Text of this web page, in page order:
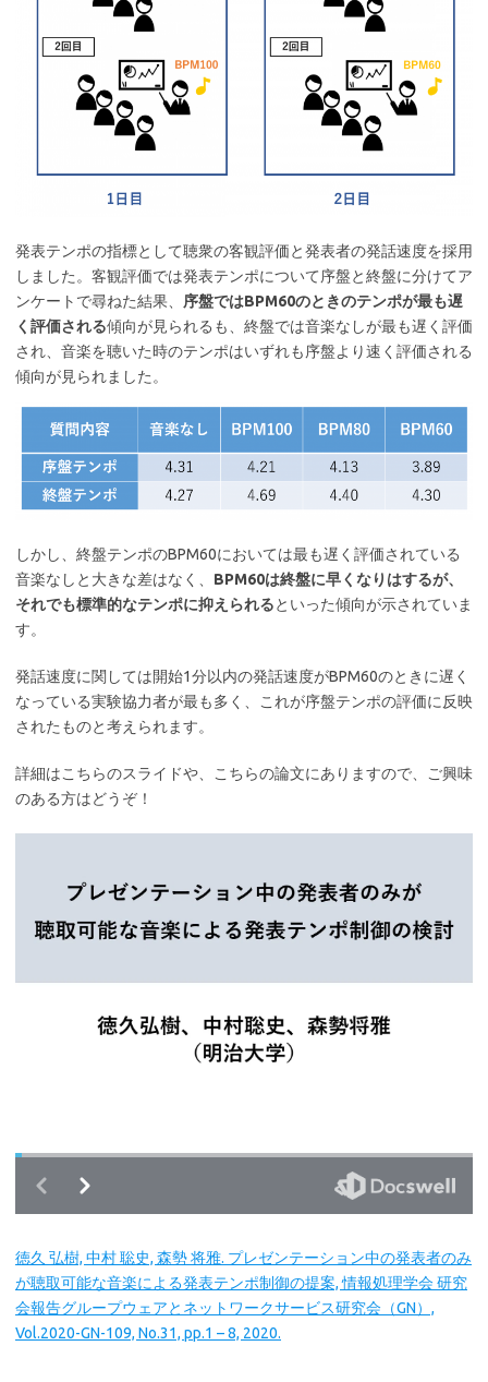
発表テンポの指標として聴衆の客観評価と発表者の発話速度を採用
しました。客観評価では発表テンポについて序盤と終盤に分けてア
ンケートで尋ねた結果、 序盤ではBPM60のときのテンポが最も遅
く評価される傾向が見られるも、終盤では音楽なしが最も遅く評価
され、音楽を聴いた時のテンポはいずれも序盤より速く評価される
傾向が見られました。
しかし、終盤テンポのBPM60においては最も遅く評価されている
音楽なしと大きな差はなく、 BPM60は終盤に早くなりはするが、
それでも標準的なテンポに抑えられるといった傾向が示されていま
す。
発話速度に関しては開始1分以内の発話速度がBPM60のときに遅く
なっている実験協力者が最も多く、これが序盤テンポの評価に反映
されたものと考えられます。
詳細はこちらのスライドや、こちらの論文にありますので、ご興味
のある方はどうぞ！
徳久 弘樹, 中村 聡史, 森勢 将雅. プレゼンテーション中の発表者のみ
が聴取可能な音楽による発表テンポ制御の提案, 情報処理学会 研究
会報告グループウェアとネットワークサービス研究会（GN）,
Vol.2020-GN-109, No.31, pp.1 – 8, 2020.